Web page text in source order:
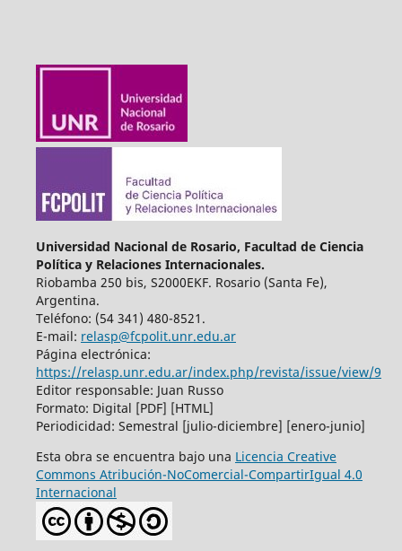
Universidad Nacional de Rosario, Facultad de Ciencia
Política y Relaciones Internacionales.
Riobamba 250 bis, S2000EKF. Rosario (Santa Fe),
Argentina.
Teléfono: (54 341) 480-8521.
E-mail: relasp@fcpolit.unr.edu.ar
Página electrónica:
https://relasp.unr.edu.ar/index.php/revista/issue/view/9
Editor responsable: Juan Russo
Formato: Digital [PDF] [HTML]
Periodicidad: Semestral [julio-diciembre] [enero-junio]
Esta obra se encuentra bajo una Licencia Creative
Commons Atribución-NoComercial-CompartirIgual 4.0
Internacional